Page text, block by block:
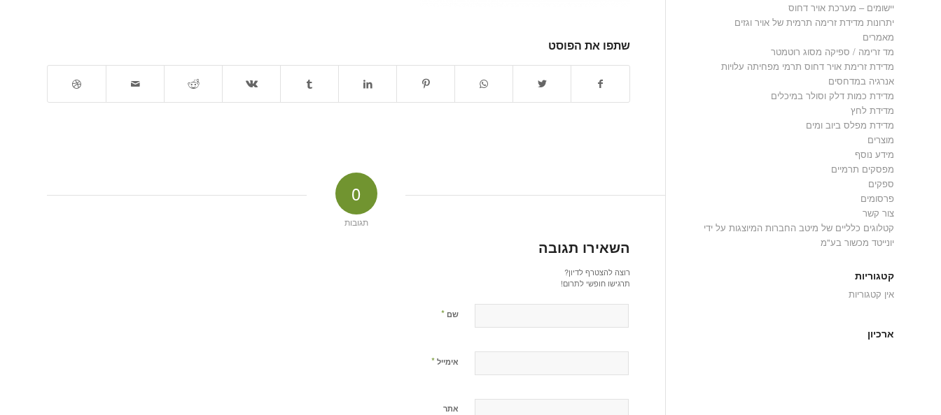
שתפו את הפוסט
0
תגובות
השאירו תגובה
רוצה להצטרף לדיון?
תרגישו חופשי לתרום!
שם *
אימייל *
אתר
יישומים – מערכת אויר דחוס
יתרונות מדידת זרימה תרמית של אויר וגזים
מאמרים
מד זרימה / ספיקה מסוג רוטמטר
מדידת זרימת אויר דחוס תרמי מפחיתה עלויות
אנרגיה במדחסים
מדידת כמות דלק וסולר במיכלים
מדידת לחץ
מדידת מפלס ביוב ומים
מוצרים
מידע נוסף
מפסקים תרמיים
ספקים
פרסומים
צור קשר
קטלוגים כלליים של מיטב החברות המיוצגות על ידי
יונייטד מכשור בע"מ
קטגוריות
אין קטגוריות
ארכיון